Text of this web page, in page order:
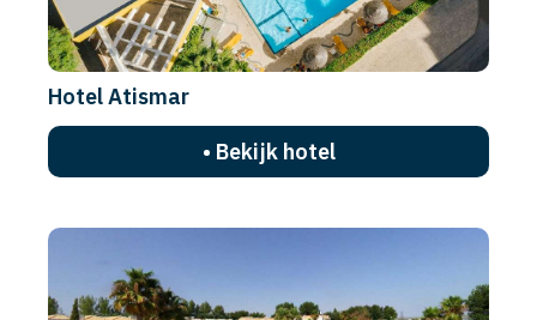
Hotel Atismar
• Bekijk hotel